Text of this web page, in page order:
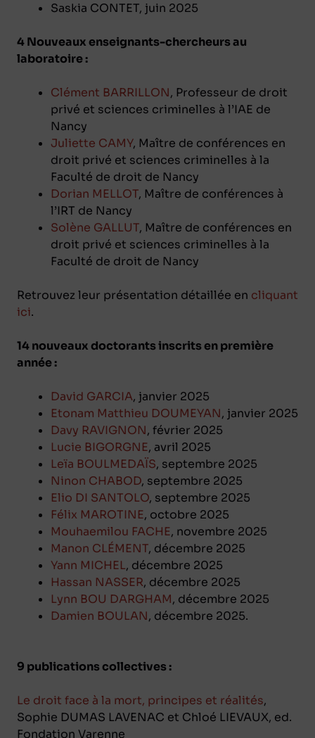
Saskia CONTET, juin 2025
4 Nouveaux enseignants-chercheurs au
laboratoire :
Clément BARRILLON, Professeur de droit
privé et sciences criminelles à l’IAE de
Nancy
Juliette CAMY, Maître de conférences en
droit privé et sciences criminelles à la
Faculté de droit de Nancy
Dorian MELLOT, Maître de conférences à
l’IRT de Nancy
Solène GALLUT, Maître de conférences en
droit privé et sciences criminelles à la
Faculté de droit de Nancy
Retrouvez leur présentation détaillée en cliquant
ici.
14 nouveaux doctorants inscrits en première
année :
David GARCIA, janvier 2025
Etonam Matthieu DOUMEYAN, janvier 2025
Davy RAVIGNON, février 2025
Lucie BIGORGNE, avril 2025
Leïa BOULMEDAÏS, septembre 2025
Ninon CHABOD, septembre 2025
Elio DI SANTOLO, septembre 2025
Félix MAROTINE, octobre 2025
Mouhaemilou FACHE, novembre 2025
Manon CLÉMENT, décembre 2025
Yann MICHEL, décembre 2025
Hassan NASSER, décembre 2025
Lynn BOU DARGHAM, décembre 2025
Damien BOULAN, décembre 2025.
9 publications collectives :
Le droit face à la mort, principes et réalités,
Sophie DUMAS LAVENAC et Chloé LIEVAUX, ed.
Fondation Varenne